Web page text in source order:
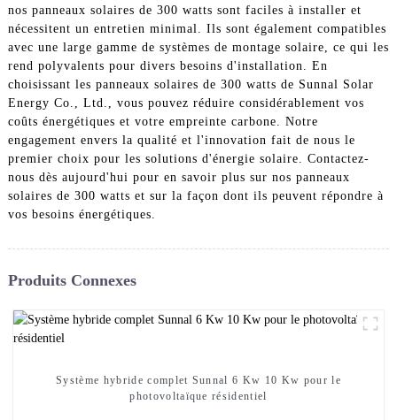
nos panneaux solaires de 300 watts sont faciles à installer et
nécessitent un entretien minimal. Ils sont également compatibles
avec une large gamme de systèmes de montage solaire, ce qui les
rend polyvalents pour divers besoins d'installation. En
choisissant les panneaux solaires de 300 watts de Sunnal Solar
Energy Co., Ltd., vous pouvez réduire considérablement vos
coûts énergétiques et votre empreinte carbone. Notre
engagement envers la qualité et l'innovation fait de nous le
premier choix pour les solutions d'énergie solaire. Contactez-
nous dès aujourd'hui pour en savoir plus sur nos panneaux
solaires de 300 watts et sur la façon dont ils peuvent répondre à
vos besoins énergétiques.
Produits Connexes
Système hybride complet Sunnal 6 Kw 10 Kw pour le
photovoltaïque résidentiel